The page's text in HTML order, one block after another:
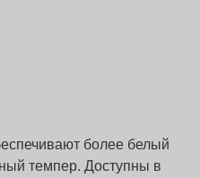
более белый
темпер. Доступны в